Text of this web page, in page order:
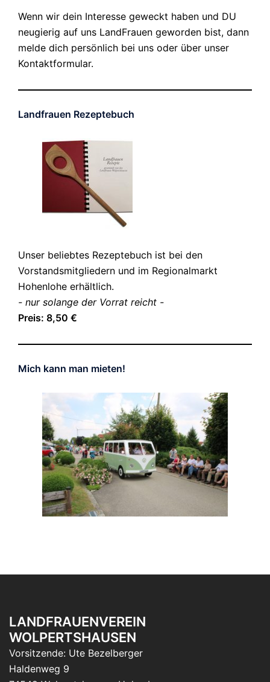
Wenn wir dein Interesse geweckt haben und DU
neugierig auf uns LandFrauen geworden bist, dann
melde dich persönlich bei uns oder über unser
Kontaktformular.
Landfrauen Rezeptebuch
Unser beliebtes Rezeptebuch ist bei den
Vorstandsmitgliedern und im Regionalmarkt
Hohenlohe erhältlich.
- nur solange der Vorrat reicht -
Preis: 8,50 €
Mich kann man mieten!
LANDFRAUENVEREIN
WOLPERTSHAUSEN
Vorsitzende: Ute Bezelberger
Haldenweg 9